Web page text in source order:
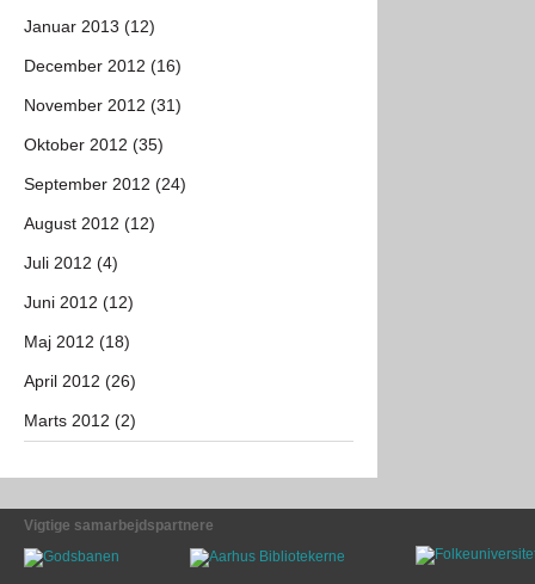
Januar 2013 (12)
December 2012 (16)
November 2012 (31)
Oktober 2012 (35)
September 2012 (24)
August 2012 (12)
Juli 2012 (4)
Juni 2012 (12)
Maj 2012 (18)
April 2012 (26)
Marts 2012 (2)
Vigtige samarbejdspartnere